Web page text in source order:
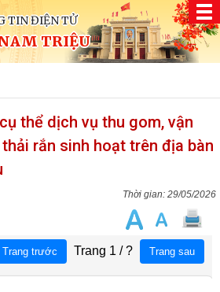
TIN ĐIỆN TỬ
TRIỆU
thể dịch vụ thu gom, vận
rắn sinh hoạt trên địa bàn
29/05/2026